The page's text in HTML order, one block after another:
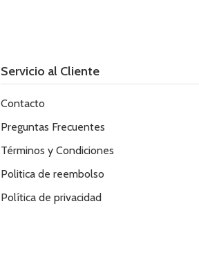
Servicio al Cliente
Contacto
Preguntas Frecuentes
Términos y Condiciones
Politica de reembolso
Política de privacidad